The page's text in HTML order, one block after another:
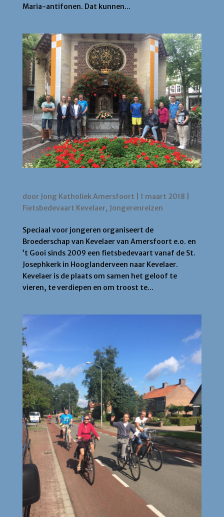
Maria-antifonen. Dat kunnen...
door Jong Katholiek Amersfoort 1 maart 2018
Fietsbedevaart Kevelaer, Jongerenreizen
Speciaal voor jongeren organiseert de
Broederschap van Kevelaer van Amersfoort e.o. en
’t Gooi sinds 2009 een fietsbedevaart vanaf de St.
Josephkerk in Hooglanderveen naar Kevelaer.
Kevelaer is de plaats om samen het geloof te
vieren, te verdiepen en om troost te...